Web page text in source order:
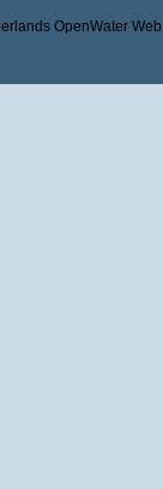
OpenWater